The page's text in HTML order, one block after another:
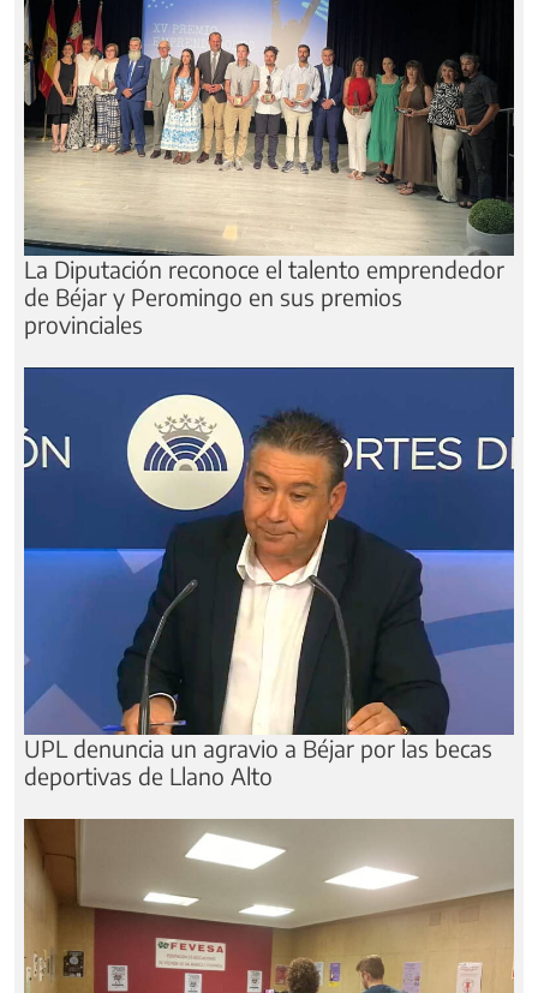
La Diputación reconoce el talento emprendedor
de Béjar y Peromingo en sus premios
provinciales
UPL denuncia un agravio a Béjar por las becas
deportivas de Llano Alto